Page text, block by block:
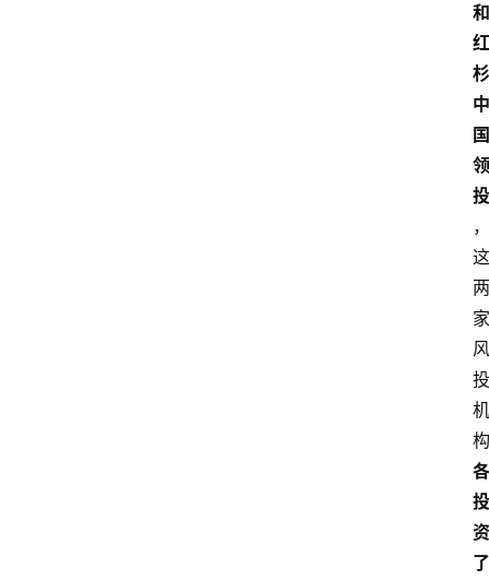
和
红
杉
中
国
领
投
，
这
两
家
风
投
机
构
各
投
资
了